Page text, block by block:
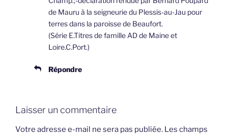
de Mauru à la seigneurie du Plessis-au-Jau pour
terres dans la paroisse de Beaufort.
(Série E.Titres de famille AD de Maine et
Loire.C.Port.)
Répondre
Laisser un commentaire
Votre adresse e-mail ne sera pas publiée. Les champs